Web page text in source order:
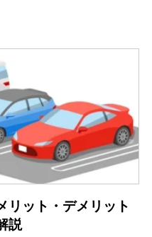
、公共物である歩
リット・デメリット
説